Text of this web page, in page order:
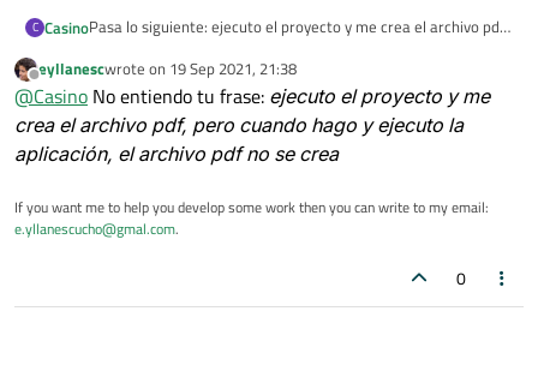
       h = h +
    }
while (i <=
    painter.
end
C CasinoPasa lo siguiente: ejecuto el proyecto y me crea el archivo pdf,
crea
este es mi código
#include "QPdfWriter"
#include "QPainter"
void MainWindow::on_actionImprimir_triggered()
{
int i, h;
    QPdfWriter pdf("ruleta.pdf");
    QPainter painter(&pdf);
    painter.setPen(Qt::black);
    painter.setFont(QFont("Times", 18));
    painter.setFont(QFont("Times", 11));
    painter.drawText(1000,1300, "NOMBRE");
}
Offline
eyllanescwrote on 19 Sep 2021, 21:38
last edited by
@Casino No entiendo tu frase: ejecuto el proyecto y me
crea el archivo pdf, pero cuando hago y ejecuto la
aplicación, el archivo pdf no se crea
If you want me to help you develop some work then you can write to my email:
e.yllanescucho@gmal.com.
0